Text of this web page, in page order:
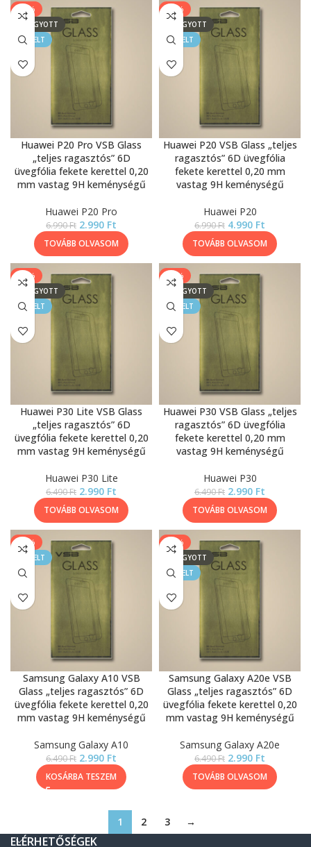
-57%
ELFOGYOTT
KIEMELT
Huawei P20 Pro VSB Glass
„teljes ragasztós” 6D
üvegfólia fekete kerettel 0,20
mm vastag 9H keménységű
Huawei P20 Pro
6.990Ft 2.990 Ft
TOVÁBB OLVASOM
-29%
ELFOGYOTT
KIEMELT
Huawei P20 VSB Glass „teljes
ragasztós” 6D üvegfólia
fekete kerettel 0,20 mm
vastag 9H keménységű
Huawei P20
6.990Ft 4.990 Ft
TOVÁBB OLVASOM
-54%
ELFOGYOTT
KIEMELT
Huawei P30 Lite VSB Glass
„teljes ragasztós” 6D
üvegfólia fekete kerettel 0,20
mm vastag 9H keménységű
Huawei P30 Lite
6.490Ft 2.990 Ft
TOVÁBB OLVASOM
-54%
ELFOGYOTT
KIEMELT
Huawei P30 VSB Glass „teljes
ragasztós” 6D üvegfólia
fekete kerettel 0,20 mm
vastag 9H keménységű
Huawei P30
6.490Ft 2.990 Ft
TOVÁBB OLVASOM
-54%
KIEMELT
Samsung Galaxy A10 VSB
Glass „teljes ragasztós” 6D
üvegfólia fekete kerettel 0,20
mm vastag 9H keménységű
Samsung Galaxy A10
6.490Ft 2.990 Ft
KOSÁRBA TESZEM
-54%
ELFOGYOTT
KIEMELT
Samsung Galaxy A20e VSB
Glass „teljes ragasztós” 6D
üvegfólia fekete kerettel 0,20
mm vastag 9H keménységű
Samsung Galaxy A20e
6.490Ft 2.990 Ft
TOVÁBB OLVASOM
1 2 3 →
ELÉRHETŐSÉGEK